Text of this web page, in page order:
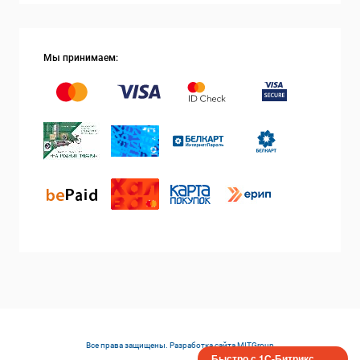
Мы принимаем:
Все права защищены. Разработка сайтаMITGroup